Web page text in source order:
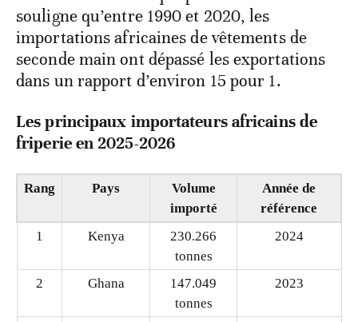
souligne qu’entre 1990 et 2020, les
importations africaines de vêtements de
seconde main ont dépassé les exportations
dans un rapport d’environ 15 pour 1.
Les principaux importateurs africains de
friperie en 2025-2026
Rang Pays
Volume
importé
Année de
référence
1
Kenya
230.266
tonnes
2024
2 Ghana
147.049
tonnes
2023